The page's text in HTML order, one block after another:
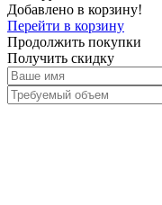
Добавлено в корзину!
Перейти в корзину
Продолжить покупки
Получить скидку